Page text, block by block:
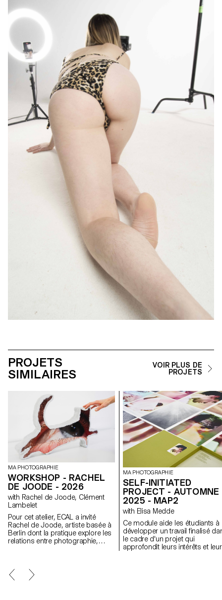
PROJETS
SIMILAIRES
VOIR PLUS DE
PROJETS
MA PHOTOGRAPHIE
WORKSHOP - RACHEL
DE JOODE - 2026
with Rachel de Joode, Clément
Lambelet
Pour cet atelier, ECAL a invité
Rachel de Joode, artiste basée à
Berlin dont la pratique explore les
relations entre photographie,
transformation d’images
photographiques en formes
MA PHOTOGRAPHIE
SELF-INITIATED
PROJECT - AUTOMNE
2025 - MAP2
with Elisa Medde
Ce module aide les étudiants à
développer un travail finalisé
le cadre d'un projet qui
approfondit leurs intérêts et